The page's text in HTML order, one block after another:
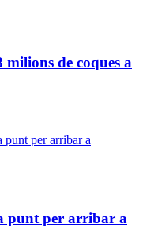
milions de coques a
punt per arribar a